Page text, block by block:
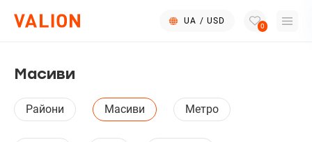
UA / USD
0
Масиви
Райони Масиви Метро